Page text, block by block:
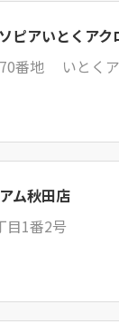
ピアいとくアク
番地 いとく
ム秋田店
目1番2号